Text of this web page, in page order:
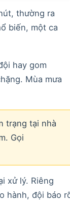
thường ra
biến, một ca
hay gom
Mùa mưa
trạng tại nhà
Gọi
xử lý. Riêng
hành, đội báo